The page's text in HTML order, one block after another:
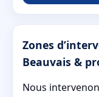
Zones
Beauvais &
Nous